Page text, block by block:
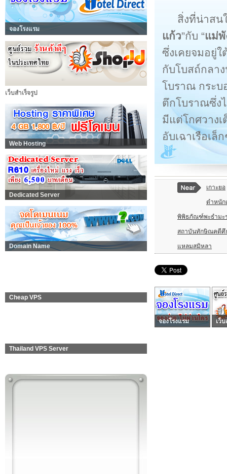
จองโรงแรม
เว็บสำเร็จรูป
Web Hosting
Dedicated Server
Domain Name
Cheap VPS
Thailand VPS Server
สิ่งที่น่าสน
แก้ว”กับ “แม่พั
ซึ่งเคยจมอยู่
กับโบสถ์กลา
โบราณ กระบ
ตึกโบราณซึ่ง
มีแต่โกศวาง
อับเฉาเรือเล็
เกาะยอ
ตำหนัก
พิพิธภัณฑ์พะธำมะ
สถาบันทักษิณคดีศึ
แหลมสมิหลา
จองโรงแรม เว็